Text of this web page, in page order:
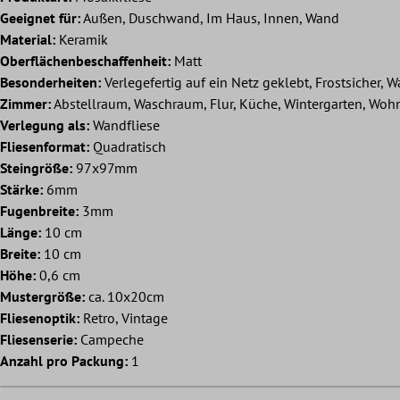
Geeignet für:Außen, Duschwand, Im Haus, Innen, Wand
Material: Keramik
Oberflächenbeschaffenheit: Matt
Besonderheiten: Verlegefertig auf ein Netz geklebt, Frostsicher,
Zimmer:Abstellraum, Waschraum, Flur, Küche, Wintergarten,
Verlegung als: Wandfliese
Fliesenformat: Quadratisch
Steingröße: 97x97mm
Stärke: 6mm
Fugenbreite: 3mm
Länge: 10 cm
Breite: 10 cm
Höhe: 0,6 cm
Mustergröße: ca. 10x20cm
Fliesenoptik: Retro, Vintage
Fliesenserie: Campeche
Anzahl pro Packung: 1